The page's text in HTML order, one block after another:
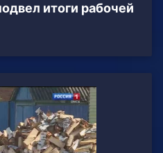
итоги рабочей